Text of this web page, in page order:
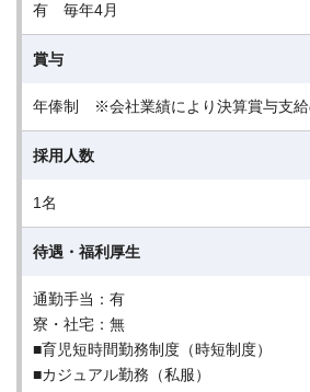
有 毎年4月
賞与
年俸制 ※会社業績により決算賞与支給
採用人数
1名
待遇・福利厚生
通勤手当：有
寮・社宅：無
■育児短時間勤務制度（時短制度）
■カジュアル勤務（私服）